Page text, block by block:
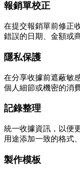
報銷單校正
在提交報銷單前修正
錯誤的日期、金額或
隱私保護
在分享收據前遮蔽敏
個人細節或機密的消
記錄整理
統一收據資訊，以便
用途添加一致的格式
製作模板